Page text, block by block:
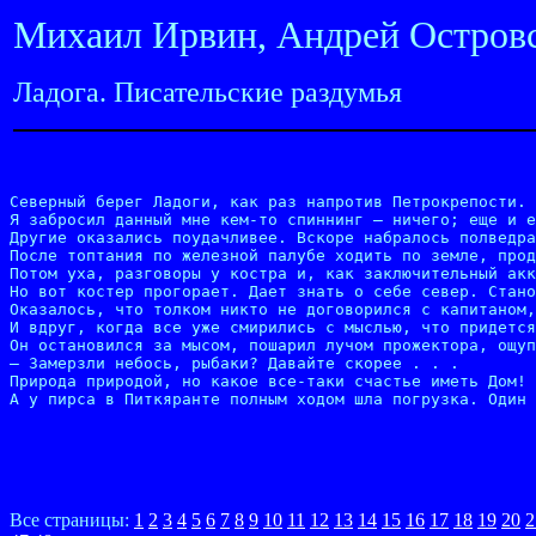
Михаил Ирвин, Андрей
Ладога. Писательские раздумья
Северный берег Ладоги, как раз напротив
Я забросил данный мне кем-то спиннинг — ничего; еще и
Другие оказались поудачливее. Вскоре набралось
После топтания по железной палубе ходить по земле,
Потом уха, разговоры у костра и, как заключительный
Но вот костер прогорает. Дает знать о себе север.
Оказалось, что толком никто не договорился с
И вдруг, когда все уже смирились с мыслью, что
Он остановился за мысом, пошарил лучом прожектора,
— Замерзли небось, рыбаки? Давайте скорее . . .
Природа природой, но какое все-таки счастье иметь
А у пирса в Питкяранте полным ходом шла погрузка.
Все страницы: 1 2 3 4 5 6 7 8 9 10 11 12 13 14 15 16 17 18 19 20